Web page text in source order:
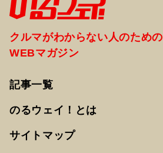
クルマがわからない人のための
WEBマガジン
記事一覧
のるウェイ！とは
サイトマップ